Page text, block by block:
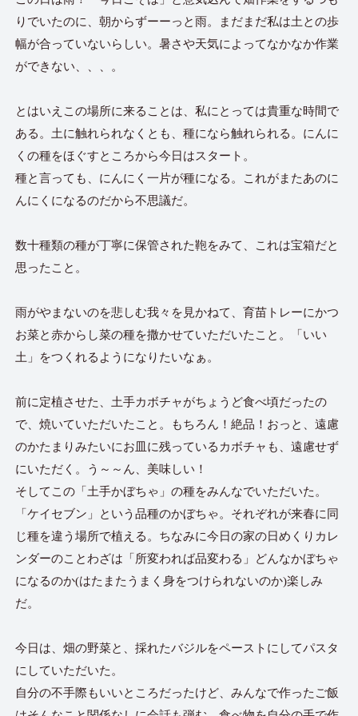
りでいたのに、朝からずーーっと雨。まだまだ私は土との歩
幅が合っていないらしい。暑さや天気によってなかなか作業
ができない、、、。
とはいえこの場所に来ることは、私にとっては貴重な時間で
ある。土に触れられなくとも、種になら触れられる。にんに
くの種をほぐすところから今日はスタート。
種と言っても、にんにく一片が種になる。これがまたあのに
んにくになるのだから不思議だ。
数十種類の種が丁寧に保管された鞄をみて、これは宝箱だと
思ったこと。
雨がやまないのを悲しむ我々を見かねて、育苗トレーにかつ
お菜と赤からし菜の種を撒かせていただいたこと。「いい
土」をつくれるようになりたいなぁ。
前に定植させた、土手カボチャがちょうど食べ頃だったの
で、焼いていただいたこと。もちろん！絶品！おっと、遠慮
のかたまりみたいにお皿に残っているカボチャも、遠慮せず
にいただく。う～～ん、美味しい！
そしてこの「土手かぼちゃ」の種をみんなでいただいた。
「ケイセブン」という品種のかぼちゃ。それぞれが来春に同
じ種を違う場所で植える。ちなみに今日の家の日めくりカレ
ンダーのことわざは「所変われば品変わる」どんなかぼちゃ
になるのか(はたまたうまく身をつけられないのか)楽しみ
だ。
今日は、畑の野菜と、採れたバジルをペーストにしてパスタ
にしていただいた。
自分の不手際もいいところだったけど、みんなで作ったご飯